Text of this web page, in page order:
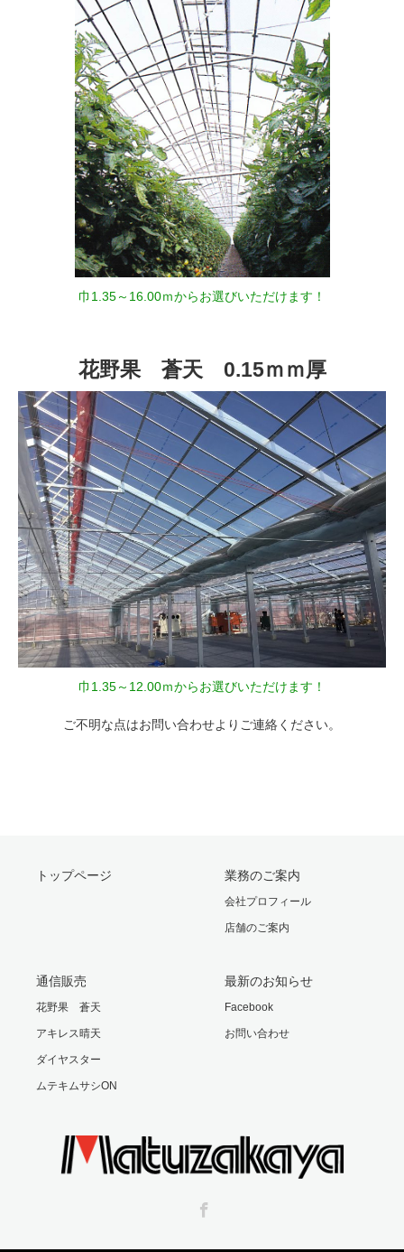
巾1.35～16.00ｍからお選びいただけます！
花野果 蒼天 0.15ｍｍ厚
巾1.35～12.00ｍからお選びいただけます！
ご不明な点はお問い合わせよりご連絡ください。
トップページ 業務のご案内
会社プロフィール
店舗のご案内
通信販売
花野果 蒼天
アキレス晴天
ダイヤスター
ムテキムサシON
最新のお知らせ
Facebook
お問い合わせ